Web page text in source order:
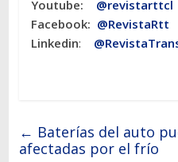
Youtube: @revistarttcl
Facebook: @RevistaRtt
Linkedin:
← Baterías del auto
afectadas por el frío